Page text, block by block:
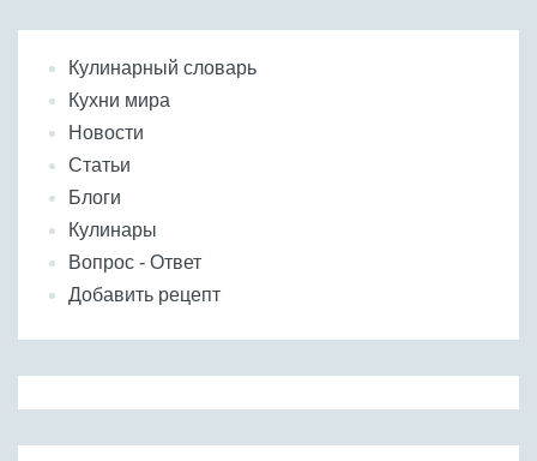
Кулинарный словарь
Кухни мира
Новости
Статьи
Блоги
Кулинары
Вопрос - Ответ
Добавить рецепт